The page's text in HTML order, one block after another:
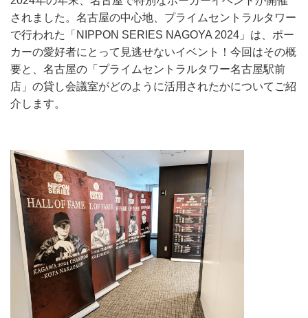
されました。名古屋の中心地、プライムセントラルタワー
で行われた「NIPPON SERIES NAGOYA 2024」は、ポー
カーの愛好者にとって見逃せないイベント！今回はその概
要と、名古屋の「プライムセントラルタワー名古屋駅前
店」の貸し会議室がどのように活用されたかについてご紹
介します。